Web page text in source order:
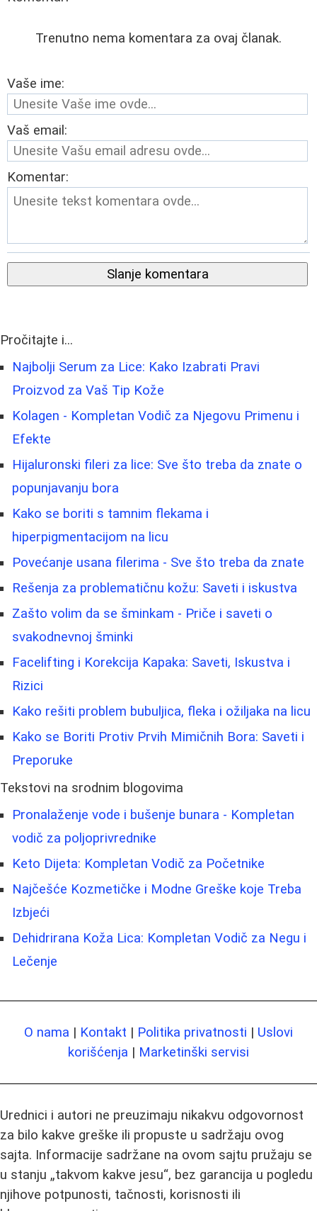
Trenutno nema komentara za ovaj članak.
Vaše ime:
Vaš email:
Komentar:
Slanje komentara
Pročitajte i...
Najbolji Serum za Lice: Kako Izabrati Pravi
Proizvod za Vaš Tip Kože
Kolagen - Kompletan Vodič za Njegovu Primenu i
Efekte
Hijaluronski fileri za lice: Sve što treba da znate o
popunjavanju bora
Kako se boriti s tamnim flekama i
hiperpigmentacijom na licu
Povećanje usana filerima - Sve što treba da znate
Rešenja za problematičnu kožu: Saveti i iskustva
Zašto volim da se šminkam - Priče i saveti o
svakodnevnoj šminki
Facelifting i Korekcija Kapaka: Saveti, Iskustva i
Rizici
Kako rešiti problem bubuljica, fleka i ožiljaka na licu
Kako se Boriti Protiv Prvih Mimičnih Bora: Saveti i
Preporuke
Tekstovi na srodnim blogovima
Pronalaženje vode i bušenje bunara - Kompletan
vodič za poljoprivrednike
Keto Dijeta: Kompletan Vodič za Početnike
Najčešće Kozmetičke i Modne Greške koje Treba
Izbjeći
Dehidrirana Koža Lica: Kompletan Vodič za Negu i
Lečenje
O nama | Kontakt | Politika privatnosti | Uslovi
korišćenja | Marketinški servisi
Urednici i autori ne preuzimaju nikakvu odgovornost
za bilo kakve greške ili propuste u sadržaju ovog
sajta. Informacije sadržane na ovom sajtu pružaju se
u stanju „takvom kakve jesu“, bez garancija u pogledu
njihove potpunosti, tačnosti, korisnosti ili